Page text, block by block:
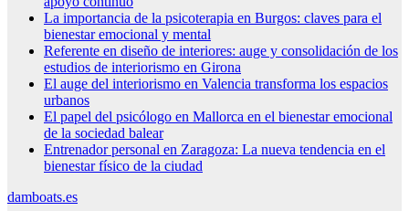
La importancia de la psicoterapia en Burgos: claves para el
bienestar emocional y mental
Referente en diseño de interiores: auge y consolidación de los
estudios de interiorismo en Girona
El auge del interiorismo en Valencia transforma los espacios
urbanos
El papel del psicólogo en Mallorca en el bienestar emocional
de la sociedad balear
Entrenador personal en Zaragoza: La nueva tendencia en el
bienestar físico de la ciudad
damboats.es